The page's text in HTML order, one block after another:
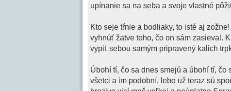
upínanie sa na seba a svoje vlastné
Kto seje tŕnie a bodliaky, to isté aj
vyhnúť žatve toho, čo on sám zasieval.
vypiť sebou samým pripravený kalich
Úbohí tí, čo sa dnes smejú a úbohí tí,
všetci a im podobní, lebo už teraz sú